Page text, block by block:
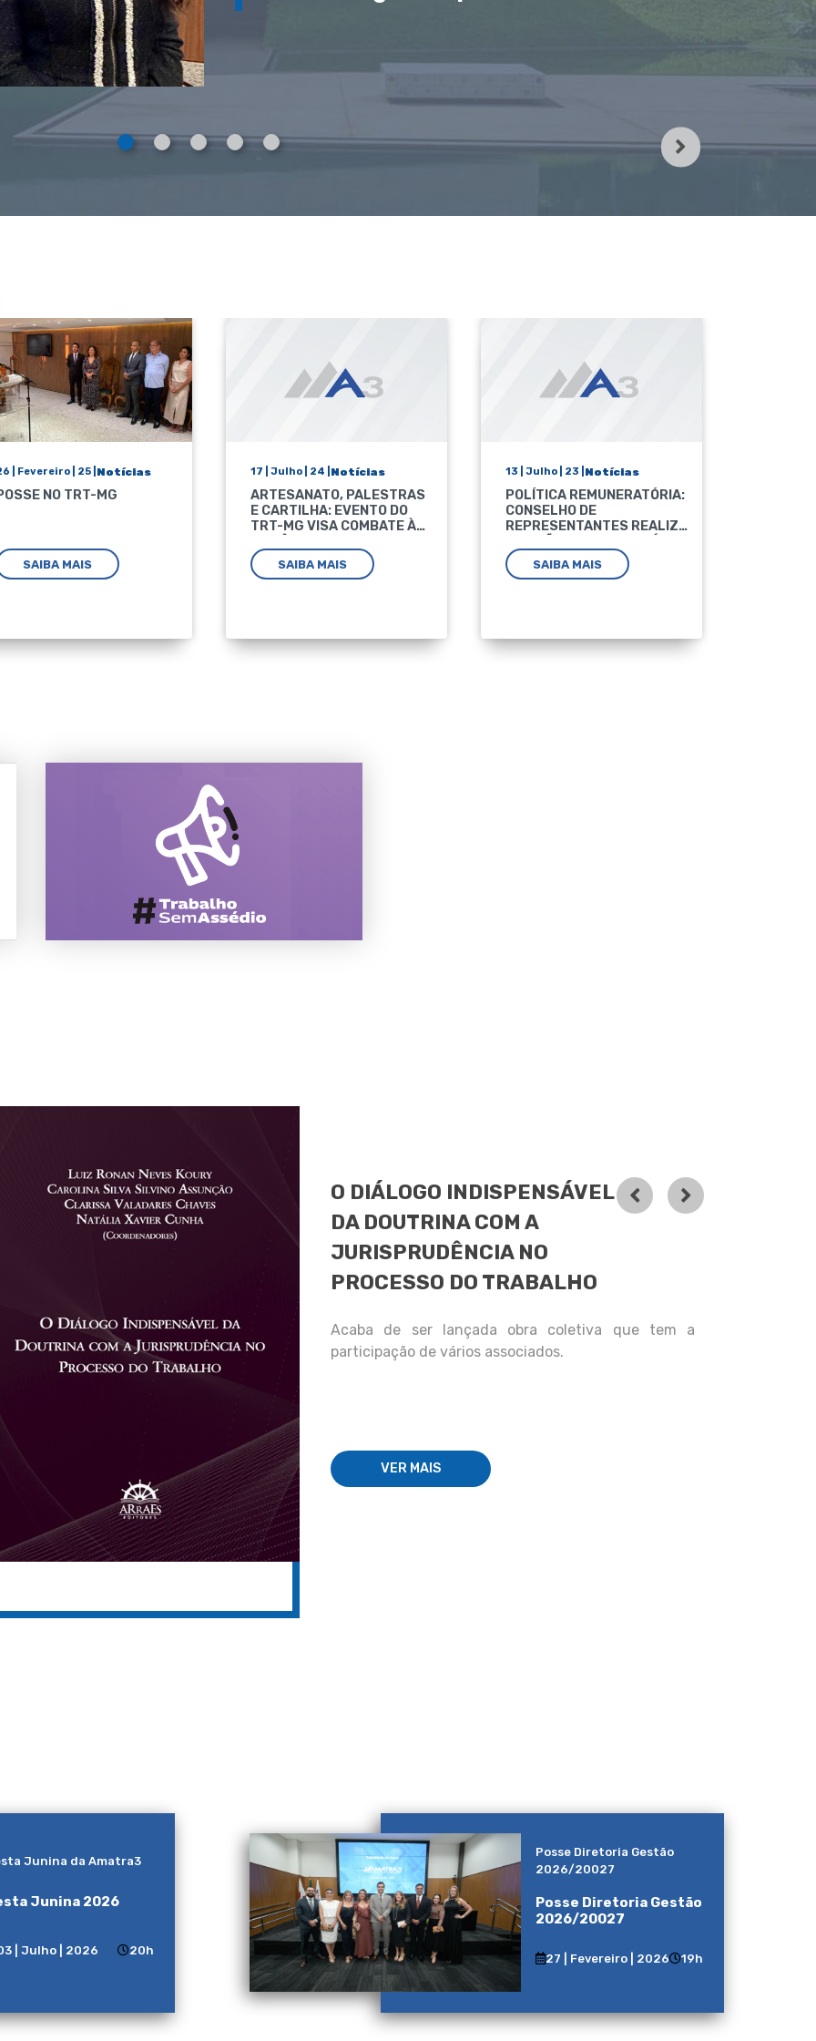
| Fevereiro | 25 | Notícias
NO TRT-MG
SAIBA MAIS
17 | Julho | 24 | Notícias
ARTESANATO, PALESTRAS
E CARTILHA: EVENTO DO
TRT-MG VISA COMBATE À
MULHERSAIBA MAIS
13 | Julho | 23 | Notícias
POLÍTICA REMUNERATÓRIA:
CONSELHO DE
REPRESENTANTES REALIZA
PARA TRATAR DO TEMA
SAIBA MAIS
O DIÁLOGO INDISPENSÁVEL
DA DOUTRINA COM A
JURISPRUDÊNCIA NO
PROCESSO DO TRABALHO
Acaba de ser lançada obra coletiva que tem a
participação de vários associados.
VER MAIS
Junina da Amatra3
Junina 2026
| Julho | 2026 20h
Posse Diretoria Gestão
2026/20027
Posse Diretoria Gestão
2026/20027
27 | Fevereiro | 2026 19h